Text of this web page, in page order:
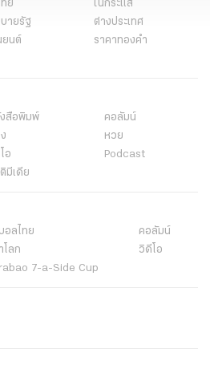
ย
ในกระแส
ายรัฐ
ต่างประเทศ
ยนต์
ราคาทองคำ
สือพิมพ์
คอลัมน์
หวย
อ
Podcast
มีเดีย
อลไทย
คอลัมน์
โลก
วิดีโอ
7-a-Side Cup